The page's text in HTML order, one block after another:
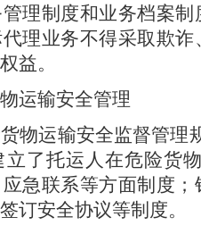
理制度和业务档案
理业务不得采取欺
益。
运输安全管理
物运输安全监督管理
了托运人在危险货
急联系等方面制度
订安全协议等制度。